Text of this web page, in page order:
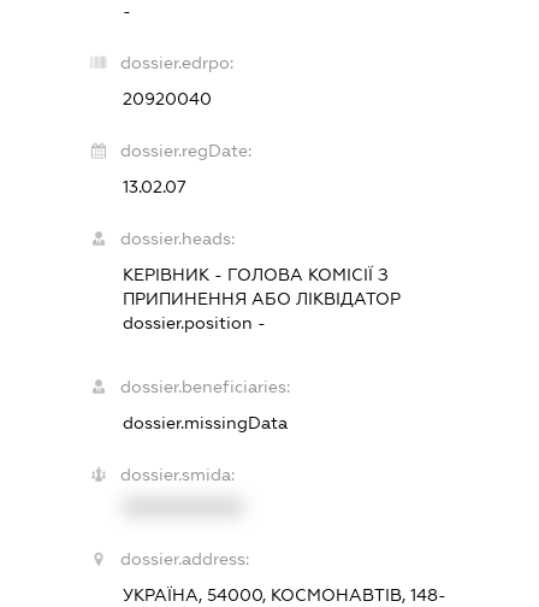
-
dossier.edrpo:
20920040
dossier.regDate:
13.02.07
dossier.heads:
КЕРІВНИК - ГОЛОВА КОМІСІЇ З
ПРИПИНЕННЯ АБО ЛІКВІДАТОР
dossier.position -
dossier.beneficiaries:
dossier.missingData
dossier.smida:
dossier.address:
УКРАЇНА, 54000, КОСМОНАВТІВ, 148-